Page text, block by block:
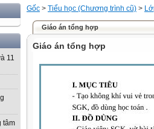
11
tâm
Gốc > Tiểu học (Chương trình cũ) >
Giáo án tổng hợp
Giáo án tổng hợp